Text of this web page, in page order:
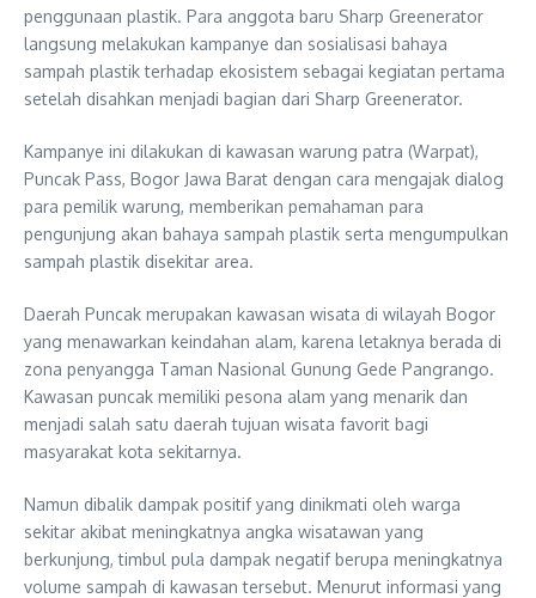
penggunaan plastik. Para anggota baru Sharp Greenerator
langsung melakukan kampanye dan sosialisasi bahaya
sampah plastik terhadap ekosistem sebagai kegiatan pertama
setelah disahkan menjadi bagian dari Sharp Greenerator.
Kampanye ini dilakukan di kawasan warung patra (Warpat),
Puncak Pass, Bogor Jawa Barat dengan cara mengajak dialog
para pemilik warung, memberikan pemahaman para
pengunjung akan bahaya sampah plastik serta mengumpulkan
sampah plastik disekitar area.
Daerah Puncak merupakan kawasan wisata di wilayah Bogor
yang menawarkan keindahan alam, karena letaknya berada di
zona penyangga Taman Nasional Gunung Gede Pangrango.
Kawasan puncak memiliki pesona alam yang menarik dan
menjadi salah satu daerah tujuan wisata favorit bagi
masyarakat kota sekitarnya.
Namun dibalik dampak positif yang dinikmati oleh warga
sekitar akibat meningkatnya angka wisatawan yang
berkunjung, timbul pula dampak negatif berupa meningkatnya
volume sampah di kawasan tersebut. Menurut informasi yang